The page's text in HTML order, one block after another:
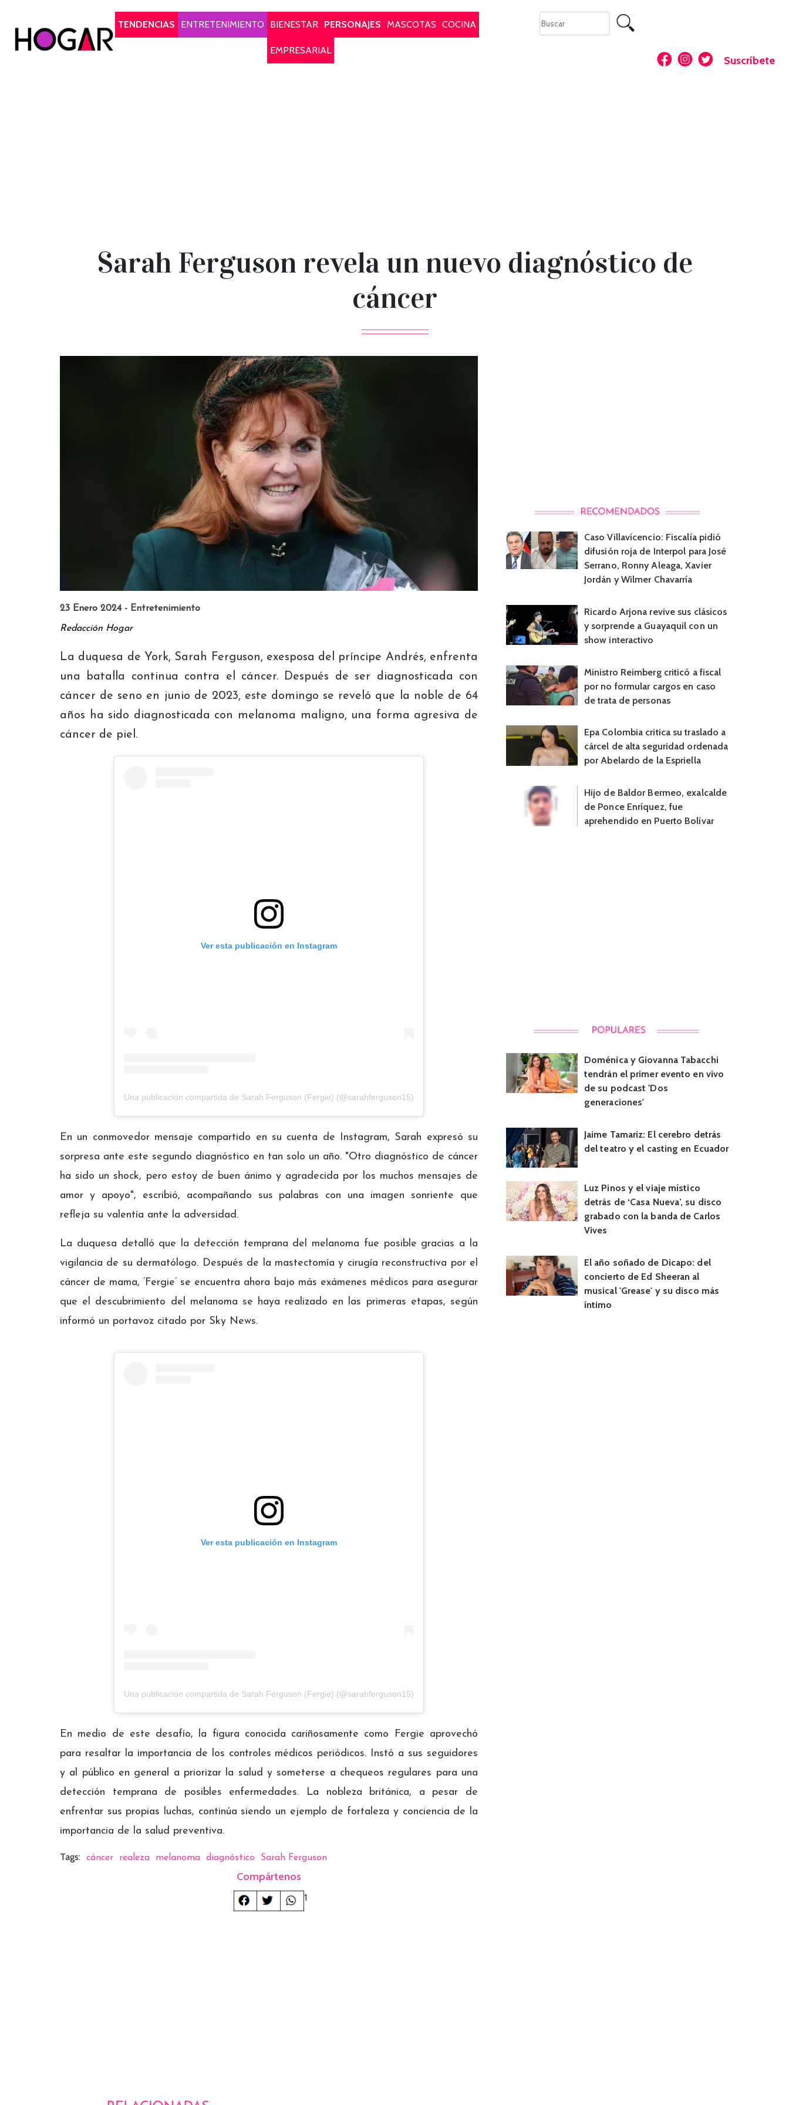
TENDENCIAS
ENTRETENIMIENTO BIENESTAR PERSONAJES MASCOTAS COCINA
EMPRESARIAL
Suscríbete
Sarah Ferguson revela un nuevo diagnóstico de
cáncer
23 Enero 2024 - Entretenimiento
Redacción Hogar
La duquesa de York, Sarah Ferguson, exesposa del príncipe Andrés, enfrenta
una batalla continua contra el cáncer. Después de ser diagnosticada con
cáncer de seno en junio de 2023, este domingo se reveló que la noble de 64
años ha sido diagnosticada con melanoma maligno, una forma agresiva de
cáncer de piel.
Ver esta publicación en Instagram
Una publicación compartida de Sarah Ferguson (Fergie) (@sarahferguson15)
En un conmovedor mensaje compartido en su cuenta de Instagram, Sarah expresó su
sorpresa ante este segundo diagnóstico en tan solo un año. "Otro diagnóstico de cáncer
ha sido un shock, pero estoy de buen ánimo y agradecida por los muchos mensajes de
amor y apoyo", escribió, acompañando sus palabras con una imagen sonriente que
refleja su valentía ante la adversidad.
La duquesa detalló que la detección temprana del melanoma fue posible gracias a la
vigilancia de su dermatólogo. Después de la mastectomía y cirugía reconstructiva por el
cáncer de mama, ‘Fergie’ se encuentra ahora bajo más exámenes médicos para asegurar
que el descubrimiento del melanoma se haya realizado en las primeras etapas, según
informó un portavoz citado por Sky News.
Ver esta publicación en Instagram
Una publicación compartida de Sarah Ferguson (Fergie) (@sarahferguson15)
En medio de este desafío, la figura conocida cariñosamente como Fergie aprovechó
para resaltar la importancia de los controles médicos periódicos. Instó a sus seguidores
y al público en general a priorizar la salud y someterse a chequeos regulares para una
detección temprana de posibles enfermedades. La nobleza británica, a pesar de
enfrentar sus propias luchas, continúa siendo un ejemplo de fortaleza y conciencia de la
importancia de la salud preventiva.
Tags: cáncer realeza melanoma diagnóstico Sarah Ferguson
Compártenos
1
Caso Villavicencio: Fiscalía pidió
difusión roja de Interpol para José
Serrano, Ronny Aleaga, Xavier
Jordán y Wilmer Chavarría
Ricardo Arjona revive sus clásicos
y sorprende a Guayaquil con un
show interactivo
Ministro Reimberg criticó a fiscal
por no formular cargos en caso
de trata de personas
Epa Colombia critica su traslado a
cárcel de alta seguridad ordenada
por Abelardo de la Espriella
Hijo de Baldor Bermeo, exalcalde
de Ponce Enríquez, fue
aprehendido en Puerto Bolívar
Doménica y Giovanna Tabacchi
tendrán el primer evento en vivo
de su podcast 'Dos
generaciones'
Jaime Tamariz: El cerebro detrás
del teatro y el casting en Ecuador
Luz Pinos y el viaje místico
detrás de ‘Casa Nueva’, su disco
grabado con la banda de Carlos
Vives
El año soñado de Dicapo: del
concierto de Ed Sheeran al
musical 'Grease' y su disco más
íntimo